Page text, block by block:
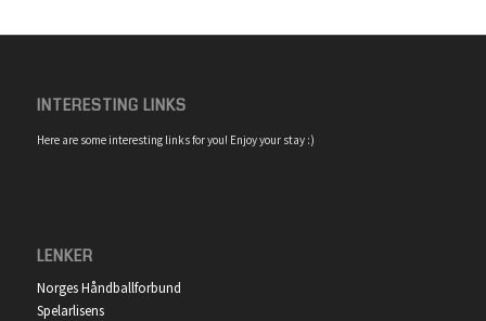
INTERESTING LINKS
Here are some interesting links for you! Enjoy your stay :)
LENKER
Norges Håndballforbund
Spelarlisens